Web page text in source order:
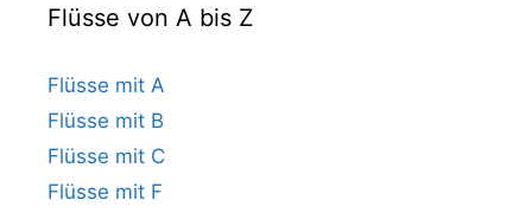
Flüsse von A bis Z
Flüsse mit A
Flüsse mit B
Flüsse mit C
Flüsse mit F